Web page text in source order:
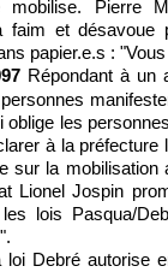
mobilise. Pierre
faim et désavoue
papier.e.s :
Répondant à un
oblige les
à la
sur la
Lionel Jospin
les lois Pasqua/
Debré autorise